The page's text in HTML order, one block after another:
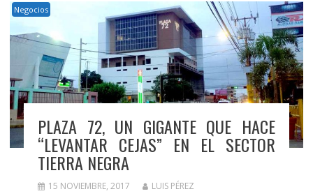
Negocios
PLAZA 72, UN GIGANTE QUE HACE
“LEVANTAR CEJAS” EN EL SECTOR
TIERRA NEGRA
15 NOVIEMBRE, 2017 LUIS PÉREZ